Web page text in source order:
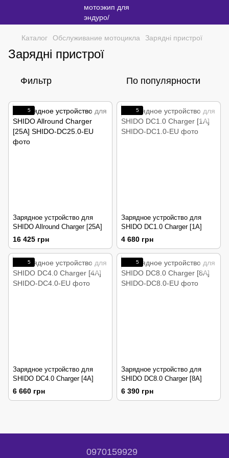
Каталог Обслуживание мотоцикла Зарядні пристрої
Зарядні пристрої
Фильтр По популярности
5
Зарядное устройство для
SHIDO Allround Charger [25A]
16 425 грн
5
Зарядное устройство для
SHIDO DC1.0 Charger [1A]
4 680 грн
5
Зарядное устройство для
SHIDO DC4.0 Charger [4A]
6 660 грн
5
Зарядное устройство для
SHIDO DC8.0 Charger [8A]
6 390 грн
0970159929